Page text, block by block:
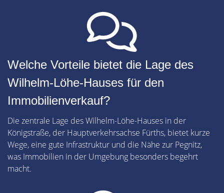
Welche Vorteile bietet die Lage des
Wilhelm-Löhe-Hauses für den
Immobilienverkauf?
Die zentrale Lage des Wilhelm-Löhe-Hauses in der
Königstraße, der Hauptverkehrsachse Fürths, bietet kurze
Wege, eine gute Infrastruktur und die Nähe zur Pegnitz,
was Immobilien in der Umgebung besonders begehrt
macht.